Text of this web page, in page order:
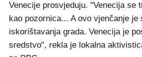
Venecije prosvjeduju. "Venecija se
kao pozornica... A ovo vjenčanje je
iskorištavanja grada. Venecija je
sredstvo", rekla je lokalna